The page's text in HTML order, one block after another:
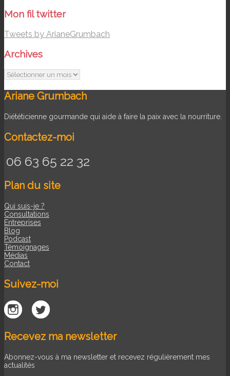
Mon fil twitter
Tweets by ArianeGrumbach
Archives
Archives
Ariane Grumbach
Diététicienne gourmande qui aide à faire la paix avec la nourriture.
Contactez-moi
06 63 65 22 32
Plan du site
Qui suis-je ?
Consultations
Entreprises
Blog
Podcast
Témoignages
Médias
Contact
Suivez-moi
Recevez ma newsletter
Abonnez-vous à ma newsletter et recevez régulièrement mes
actualités